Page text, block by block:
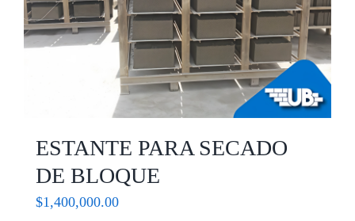
ESTANTE PARA SECADO
DE BLOQUE
$1,400,000.00